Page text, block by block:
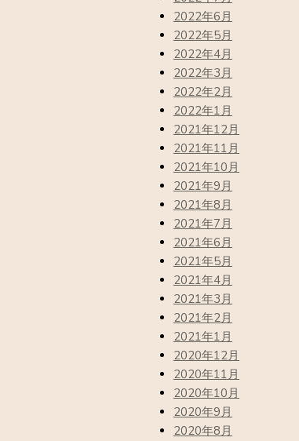
2022年6月
2022年5月
2022年4月
2022年3月
2022年2月
2022年1月
2021年12月
2021年11月
2021年10月
2021年9月
2021年8月
2021年7月
2021年6月
2021年5月
2021年4月
2021年3月
2021年2月
2021年1月
2020年12月
2020年11月
2020年10月
2020年9月
2020年8月